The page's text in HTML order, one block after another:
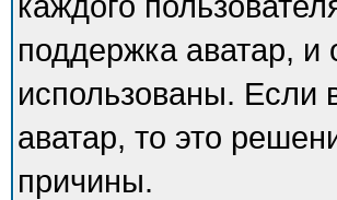
поддержка аватар, и
использованы.
аватар, то это
причины.